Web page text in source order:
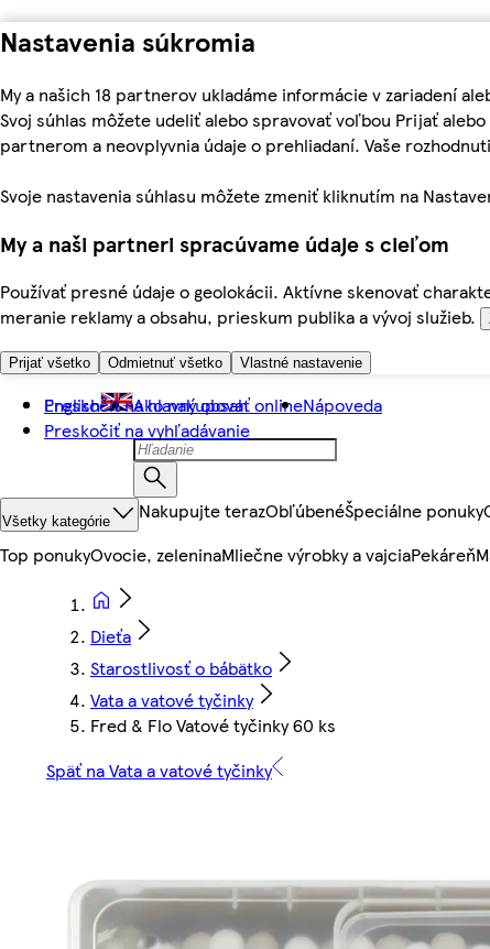
Nastavenia súkromia
My a našich 18 partnerov ukladáme informácie v zariadení
Svoj súhlas môžete udeliť alebo spravovať voľbou Prijať
partnerom a neovplyvnia údaje o prehliadaní. Vaše
Svoje nastavenia súhlasu môžete zmeniť kliknutím na
My a naši partneri spracúvame údaje s cieľom
Používať presné údaje o geolokácii. Aktívne skenovať
meranie reklamy a obsahu, prieskum publika a vývoj služieb.
Prijať všetko Odmietnuť všetko Vlastné nastavenie
Preskočiť na hlavný obsah
Preskočiť na vyhľadávanie
English Ako nakupovať onlineNápoveda
Všetky kategórie Nakupujte terazObľúbenéŠpeciálne ponuky
Top ponukyOvocie, zeleninaMliečne výrobky a vajciaPekáreň
Dieťa
Starostlivosť o bábätko
Vata a vatové tyčinky
Fred & Flo Vatové tyčinky 60 ks
Späť na Vata a vatové tyčinky